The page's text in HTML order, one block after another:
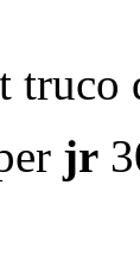
truco
jr